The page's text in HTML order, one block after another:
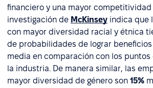
financiero y una mayor competitividad
investigación de McKinsey indica que
con mayor diversidad racial y étnica
de probabilidades de lograr
media en comparación con los
la industria. De manera similar, las
mayor diversidad de género son 15%